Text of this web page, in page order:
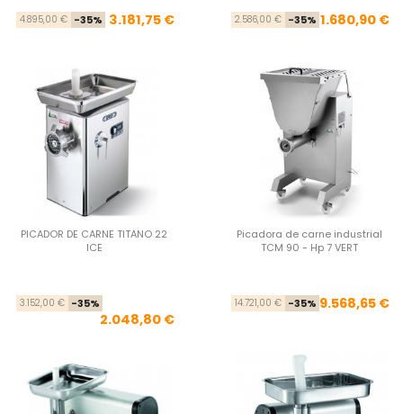
Precio base
4.895,00 € -35% Precio
3.181,75 € 2.586,00 € -35% 1.680,90 €
PICADOR DE CARNE TITANO 22
ICE
Precio base
3.152,00 € -35%
2.048,80 €
Picadora de carne industrial
TCM 90 - Hp 7 VERT
14.721,00 € -35% 9.568,65 €